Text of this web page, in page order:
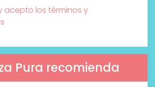
acepto los términos y
Pura recomienda